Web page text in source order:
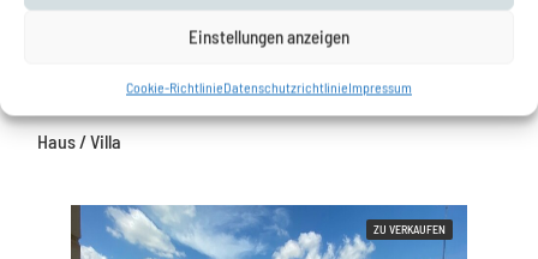
Einstellungen anzeigen
Cookie-RichtlinieDatenschutzrichtlinieImpressum
Schlafzimmer: 8
Haus / Villa
DETAILS
ZU VERKAUFEN